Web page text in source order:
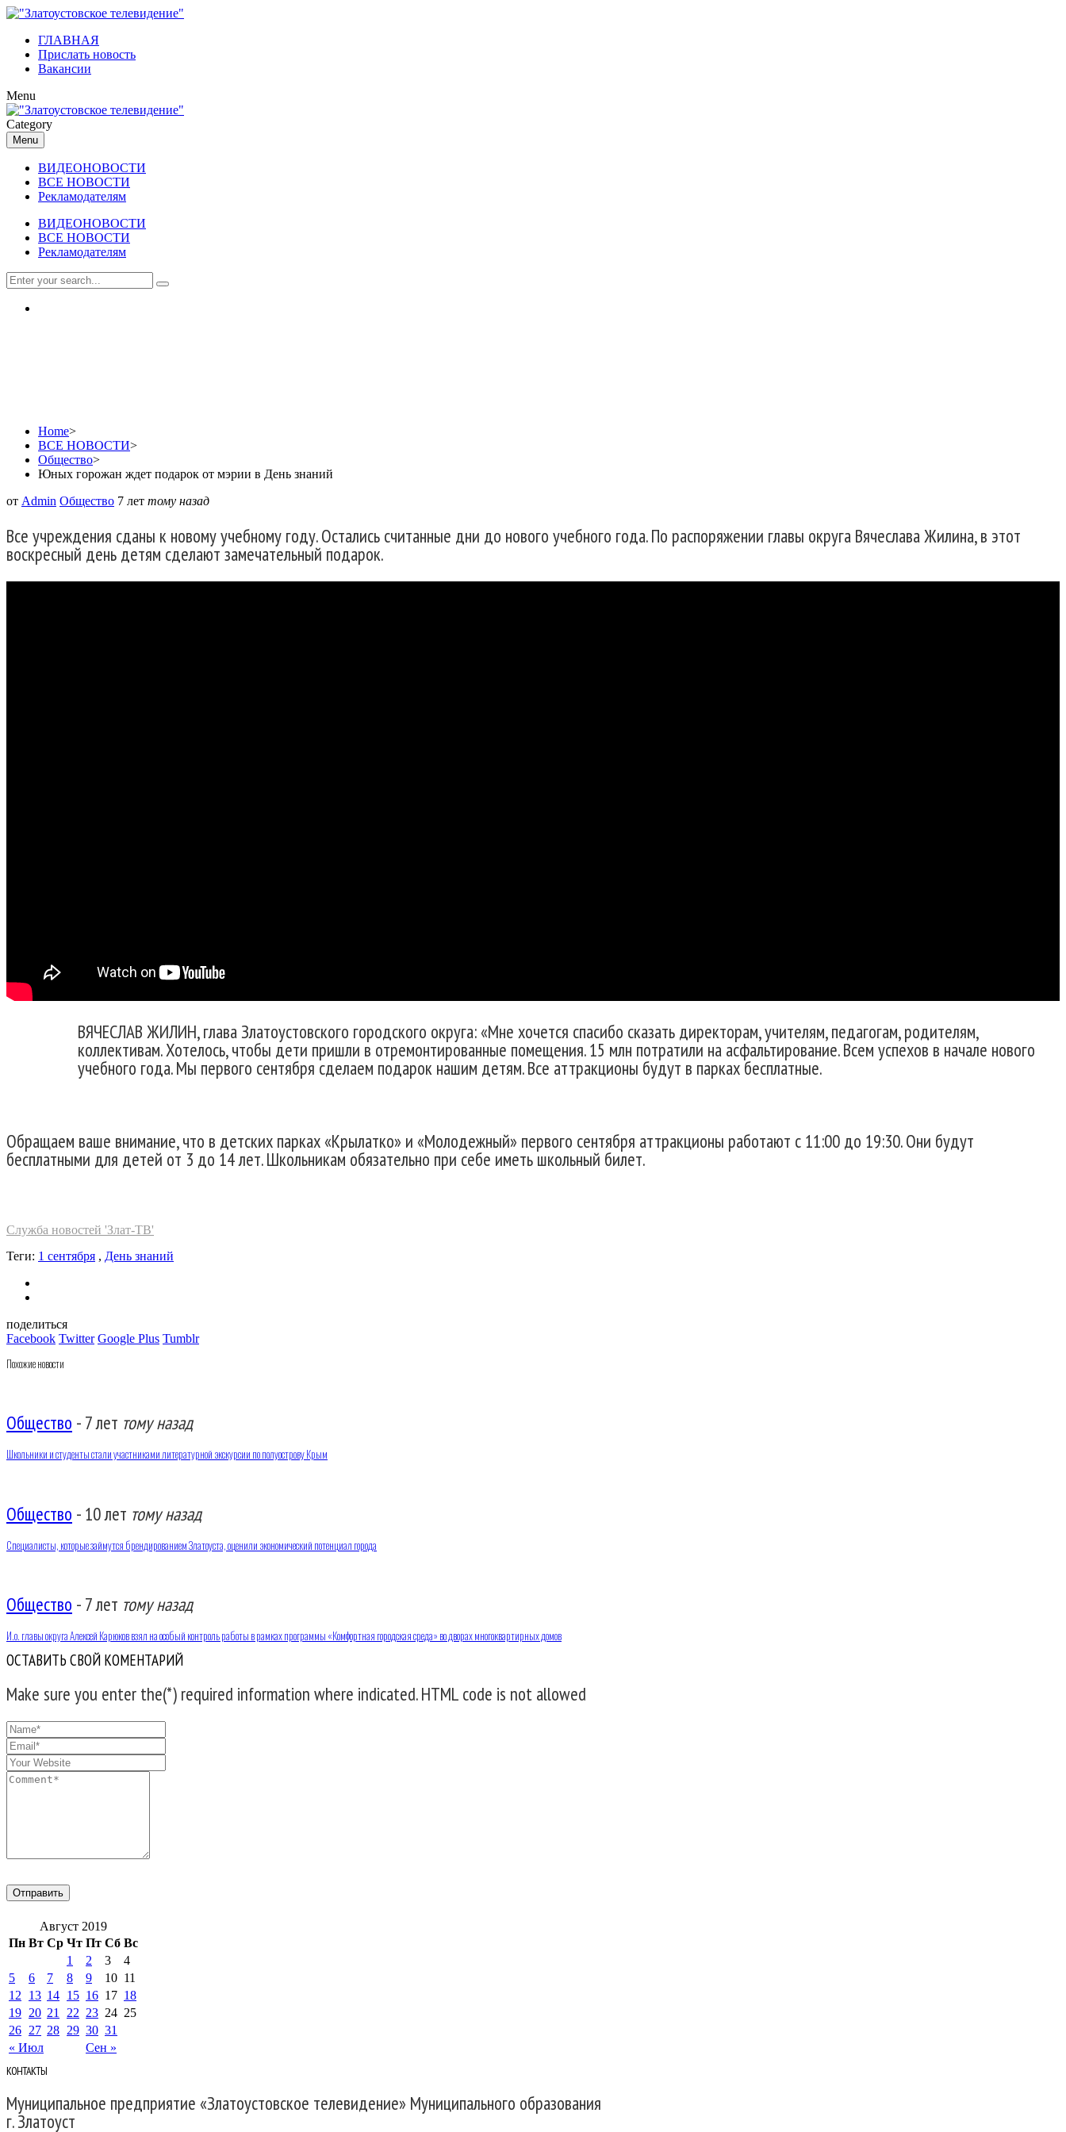
ГЛАВНАЯ
Прислать новость
Вакансии
Menu
Category
Menu
ВИДЕОНОВОСТИ
ВСЕ НОВОСТИ
Рекламодателям
ВИДЕОНОВОСТИ
ВСЕ НОВОСТИ
Рекламодателям
Home>
ВСЕ НОВОСТИ>
Общество>
Юных горожан ждет подарок от мэрии в День знаний
от Admin Общество 7 лет тому назад
Все учреждения сданы к новому учебному году. Остались считанные дни до нового учебного года. По распоряжении главы округа Вячеслава Жилина, в этот
воскресный день детям сделают замечательный подарок.
ВЯЧЕСЛАВ ЖИЛИН, глава Златоустовского городского округа: «Мне хочется спасибо сказать директорам, учителям, педагогам, родителям,
коллективам. Хотелось, чтобы дети пришли в отремонтированные помещения. 15 млн потратили на асфальтирование. Всем успехов в начале нового
учебного года. Мы первого сентября сделаем подарок нашим детям. Все аттракционы будут в парках бесплатные.
Обращаем ваше внимание, что в детских парках «Крылатко» и «Молодежный» первого сентября аттракционы работают с 11:00 до 19:30. Они будут
бесплатными для детей от 3 до 14 лет. Школьникам обязательно при себе иметь школьный билет.
Служба новостей 'Злат-ТВ'
Теги: 1 сентября , День знаний
поделиться
Facebook Twitter Google Plus Tumblr
Похожие новости
Общество - 7 лет тому назад
Школьники и студенты стали участниками литературной экскурсии по полуострову Крым
Общество - 10 лет тому назад
Специалисты, которые займутся брендированием Златоуста, оценили экономический потенциал города
Общество - 7 лет тому назад
И.о. главы округа Алексей Карюков взял на особый контроль работы в рамках программы «Комфортная городская среда» во дворах многоквартирных домов
ОСТАВИТЬ СВОЙ КОМЕНТАРИЙ
Make sure you enter the(*) required information where indicated. HTML code is not allowed
Август 2019
Пн Вт Ср Чт Пт Сб Вс
« Июл Сен »
1 2 3
4
5
6 7 8 9 10 11
12
13 14 15 16 17 18
19 20 21 22 23 24 25
26 27 28 29 30 31
КОНТАКТЫ
Муниципальное предприятие «Златоустовское телевидение» Муниципального образования
г. Златоуст